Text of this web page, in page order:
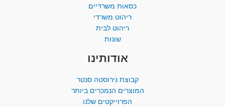
כסאות משרדיים
ריהוט משרדי
ריהוט לבית
שונות
אודותינו
קבוצת נירוסטה סנטר
המוצרים הנמכרים ביותר​
הפרוייקטים שלנו